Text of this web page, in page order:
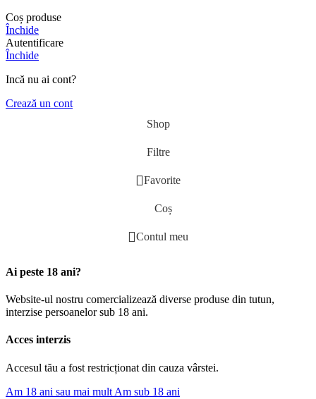
Coș produse
Închide
Autentificare
Închide
Incă nu ai cont?
Crează un cont
Shop
Filtre
Favorite
Coș
Contul meu
Ai peste 18 ani?
Website-ul nostru comercializează diverse produse din tutun,
interzise persoanelor sub 18 ani.
Acces interzis
Accesul tău a fost restricționat din cauza vârstei.
Am 18 ani sau mai mult Am sub 18 ani